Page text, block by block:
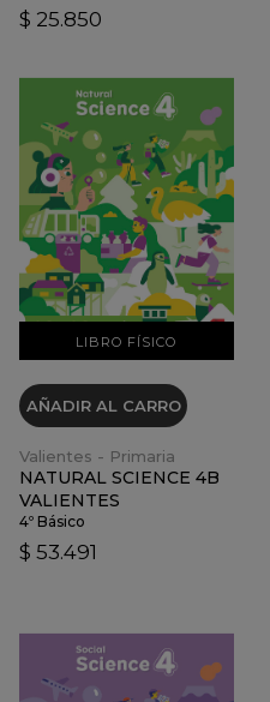
$ 25.850
LIBRO FÍSICO
VER DETALLES
AÑADIR AL CARRO
Valientes - Primaria
NATURAL SCIENCE 4B
VALIENTES
4º Básico
$ 53.491